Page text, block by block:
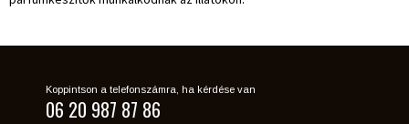
Koppintson a telefonszámra, ha kérdése van
06 20 987 87 86